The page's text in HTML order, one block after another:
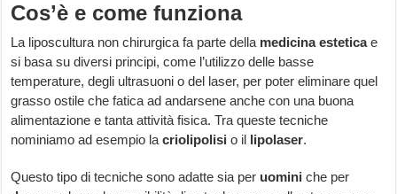
Cos’è e come funziona
La liposcultura non chirurgica fa parte della medicina esteticae
si basa su diversi principi, come l’utilizzo delle basse
temperature, degli ultrasuoni o del laser, per poter eliminare quel
grasso ostile che fatica ad andarsene anche con una buona
alimentazione e tanta attività fisica. Tra queste tecniche
nominiamo ad esempio lacriolipolisi o il lipolaser.
Questo tipo di tecniche sono adatte sia per uomini che per